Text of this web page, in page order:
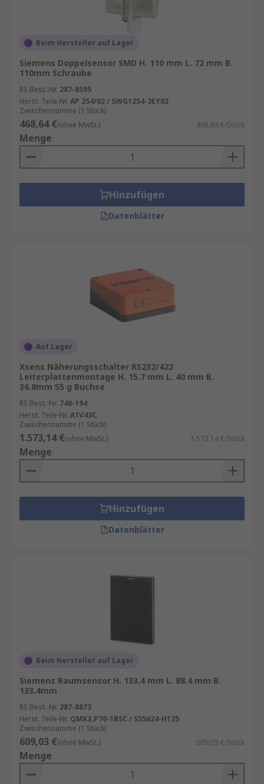
Beim Hersteller auf Lager
Siemens Doppelsensor SMD H. 110 mm L. 72 mm B.
110mm Schraube
RS Best.-Nr. 287-8595
Herst. Teile-Nr. AP 254/02 / 5WG1254-3EY02
Zwischensumme (1 Stück)
468,64 €(ohne MwSt.) 468,64 €/Stück
Menge
Hinzufügen
Datenblätter
Auf Lager
Xsens Näherungsschalter RS232/422
Leiterplattenmontage H. 15.7 mm L. 40 mm B.
36.8mm 55 g Buchse
RS Best.-Nr. 748-194
Herst. Teile-Nr. A1V43C
Zwischensumme (1 Stück)
1.573,14 €(ohne MwSt.) 1.573,14 €/Stück
Menge
Hinzufügen
Datenblätter
Beim Hersteller auf Lager
Siemens Raumsensor H. 133.4 mm L. 88.4 mm B.
133.4mm
RS Best.-Nr. 287-8873
Herst. Teile-Nr. QMX3.P70-1BSC / S55624-H125
Zwischensumme (1 Stück)
609,03 €(ohne MwSt.) 609,03 €/Stück
Menge